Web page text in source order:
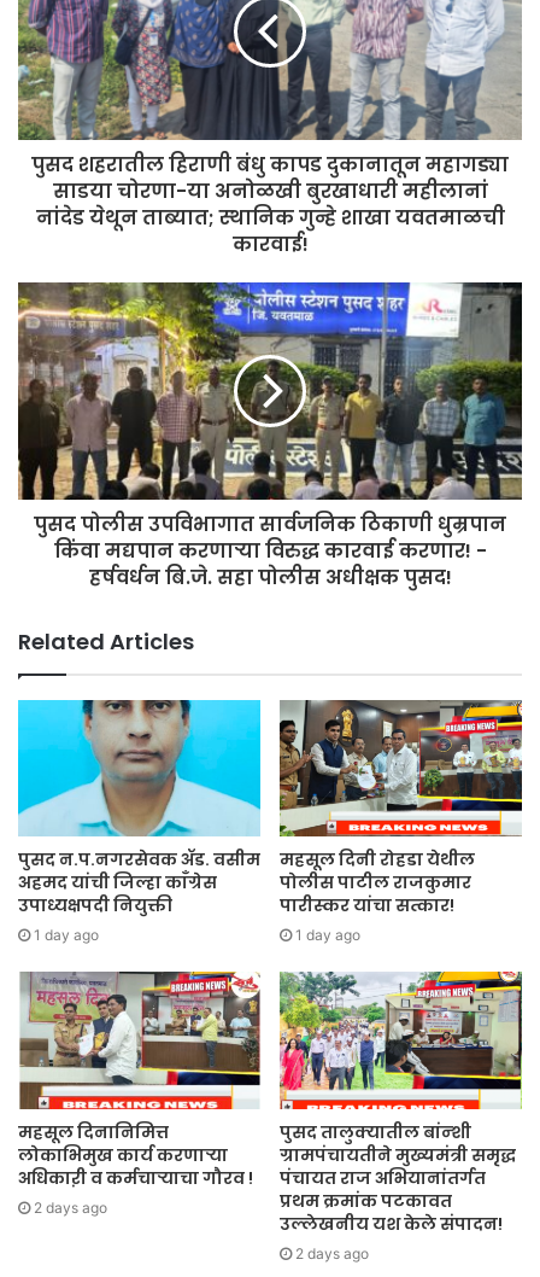
पुसद शहरातील हिराणी बंधु कापड दुकानातून महागड्या
साडया चोरणा-या अनोळखी बुरखाधारी महीलानां
नांदेड येथून ताब्यात; स्थानिक गुन्हे शाखा यवतमाळची
कारवाई!
पुसद पोलीस उपविभागात सार्वजनिक ठिकाणी धुम्रपान
किंवा मद्यपान करणाऱ्या विरुद्ध कारवाई करणार! -
हर्षवर्धन बि.जे. सहा पोलीस अधीक्षक पुसद!
Related Articles
पुसद न.प.नगरसेवक ॲड. वसीम
अहमद यांची जिल्हा काँग्रेस
उपाध्यक्षपदी नियुक्ती
1 day ago
महसूल दिनी रोहडा येथील
पोलीस पाटील राजकुमार
पारीस्कर यांचा सत्कार!
1 day ago
महसूल दिनानिमित्त
लोकाभिमुख कार्य करणाऱ्या
अधिकाऱी व कर्मचाऱ्याचा गौरव !
2 days ago
पुसद तालुक्यातील बांन्शी
ग्रामपंचायतीने मुख्यमंत्री समृद्ध
पंचायत राज अभियानांतर्गत
प्रथम क्रमांक पटकावत
उल्लेखनीय यश केले संपादन!
2 days ago